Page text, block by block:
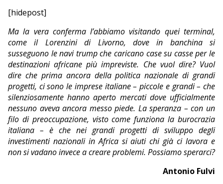
[hidepost]
Ma la vera conferma l’abbiamo visitando quei terminal,
come il Lorenzini di Livorno, dove in banchina si
susseguono le navi trump che caricano case su casse per le
destinazioni africane più impreviste. Che vuol dire? Vuol
dire che prima ancora della politica nazionale di grandi
progetti, ci sono le imprese italiane – piccole e grandi – che
silenziosamente hanno aperto mercati dove ufficialmente
nessuno aveva ancora messo piede. La speranza – con un
filo di preoccupazione, visto come funziona la burocrazia
italiana – è che nei grandi progetti di sviluppo degli
investimenti nazionali in Africa si aiuti chi già ci lavora e
non si vadano invece a creare problemi. Possiamo sperarci?
Antonio Fulvi